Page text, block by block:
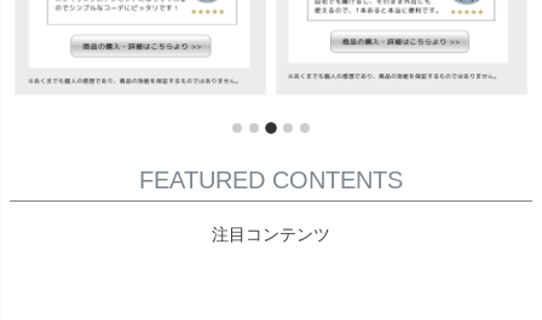
FEATURED CONTENTS
注目コンテンツ